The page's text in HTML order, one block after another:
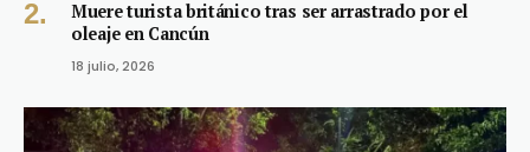
Muere turista británico tras ser arrastrado por el
oleaje en Cancún
18 julio, 2026